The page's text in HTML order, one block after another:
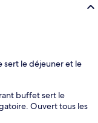
sert le déjeuner et le
buffet sert le
Ouvert tous les